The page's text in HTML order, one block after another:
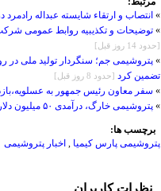
» انتصاب و ارتقاء شایسته عبداله
» توضیحات و تکذیبیه روابط عمومی
[حدود 14 روز قبل]
» پتروشیمی جم؛ سنگردار تولید ملی در
تضمین کرد [حدود 8 روز قبل]
» سفر معاون رئیس جمهور به
» پتروشیمی خارگ، درآمدی ۵۰ میلیون دلاری خلق کرد
برچسب ها:
پتروشیمی پارس کیمیا , اخبار پتروشیمی